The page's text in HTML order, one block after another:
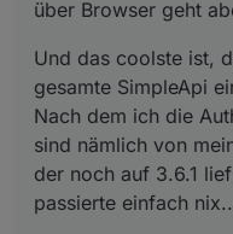
über Browser geht
Und das coolste ist,
gesamte SimpleApi
Nach dem ich die
sind nämlich von
der noch auf 3.6.1
passierte einfach